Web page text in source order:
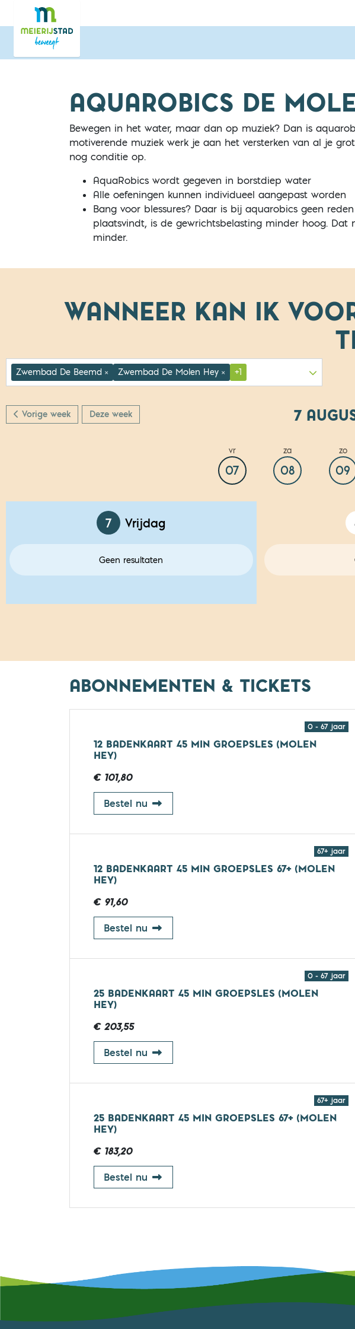
Direct naar de inhoud van de pagina
AQUAROBICS DE
Bewegen in het water, maar dan op muziek? Dan is
motiverende muziek werk je aan het versterken van al je
nog conditie op.
AquaRobics wordt gegeven in borstdiep water
Alle oefeningen kunnen individueel aangepast worden
Bang voor blessures? Daar is bij aquarobics geen
plaatsvindt, is de gewrichtsbelasting minder hoog. Dat
minder.
WANNEER KAN IK
Zwembad De Beemd × Zwembad De Molen Hey × +1
Vorige week Deze week 7
vr
07
za
08
zo
09
7 Vrijdag
Geen resultaten
ABONNEMENTEN & TICKETS
0 - 67 jaar
12 BADENKAART 45 MIN GROEPSLES (MOLEN
HEY)
€ 101,80
Bestel nu 12 badenkaart 45 min groepsles (Molen
67+ jaar
12 BADENKAART 45 MIN GROEPSLES 67+ (MOLEN
HEY)
€ 91,60
Bestel nu 12 badenkaart 45 min groepsles 67+ (Molen
0 - 67 jaar
25 BADENKAART 45 MIN GROEPSLES (MOLEN
HEY)
€ 203,55
Bestel nu 25 badenkaart 45 min groepsles (Molen
67+ jaar
25 BADENKAART 45 MIN GROEPSLES 67+ (MOLEN
HEY)
€ 183,20
Bestel nu 25 badenkaart 45 min groepsles 67+